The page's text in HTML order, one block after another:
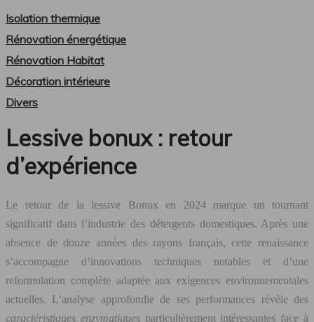
Isolation thermique
Rénovation énergétique
Rénovation Habitat
Décoration intérieure
Divers
Lessive bonux : retour
d’expérience
Le retour de la lessive Bonux en 2024 marque un tournant
significatif dans l’industrie des détergents domestiques. Après une
absence de douze années des rayons français, cette renaissance
s’accompagne d’innovations techniques notables et d’une
reformulation complète adaptée aux exigences environnementales
actuelles. L’analyse approfondie de ses performances révèle des
caractéristiques enzymatiques particulièrement intéressantes face à